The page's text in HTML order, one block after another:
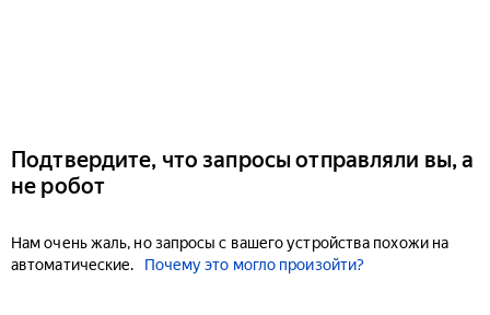
Подтвердите, что запросы отправляли вы, а
не робот
Нам очень жаль, но запросы с вашего устройства похожи на
автоматические.
Почему это могло произойти?